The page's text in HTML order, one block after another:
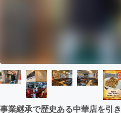
CAMPFIREふるさと納税
事業継承で歴史ある中華店を引き